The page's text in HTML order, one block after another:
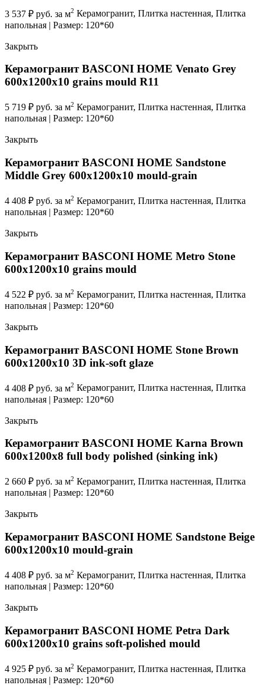
3 537 ₽ руб. за м2 Керамогранит, Плитка настенная, Плитка
напольная | Размер: 120*60
Закрыть
Керамогранит BASCONI HOME Venato Grey
600x1200x10 grains mould R11
5 719 ₽ руб. за м2 Керамогранит, Плитка настенная, Плитка
напольная | Размер: 120*60
Закрыть
Керамогранит BASCONI HOME Sandstone
Middle Grey 600x1200x10 mould-grain
4 408 ₽ руб. за м2 Керамогранит, Плитка настенная, Плитка
напольная | Размер: 120*60
Закрыть
Керамогранит BASCONI HOME Metro Stone
600x1200x10 grains mould
4 522 ₽ руб. за м2 Керамогранит, Плитка настенная, Плитка
напольная | Размер: 120*60
Закрыть
Керамогранит BASCONI HOME Stone Brown
600x1200x10 3D ink-soft glaze
4 408 ₽ руб. за м2 Керамогранит, Плитка настенная, Плитка
напольная | Размер: 120*60
Закрыть
Керамогранит BASCONI HOME Karna Brown
600x1200x8 full body polished (sinking ink)
2 660 ₽ руб. за м2 Керамогранит, Плитка настенная, Плитка
напольная | Размер: 120*60
Закрыть
Керамогранит BASCONI HOME Sandstone Beige
600x1200x10 mould-grain
4 408 ₽ руб. за м2 Керамогранит, Плитка настенная, Плитка
напольная | Размер: 120*60
Закрыть
Керамогранит BASCONI HOME Petra Dark
600x1200x10 grains soft-polished mould
4 925 ₽ руб. за м2 Керамогранит, Плитка настенная, Плитка
напольная | Размер: 120*60